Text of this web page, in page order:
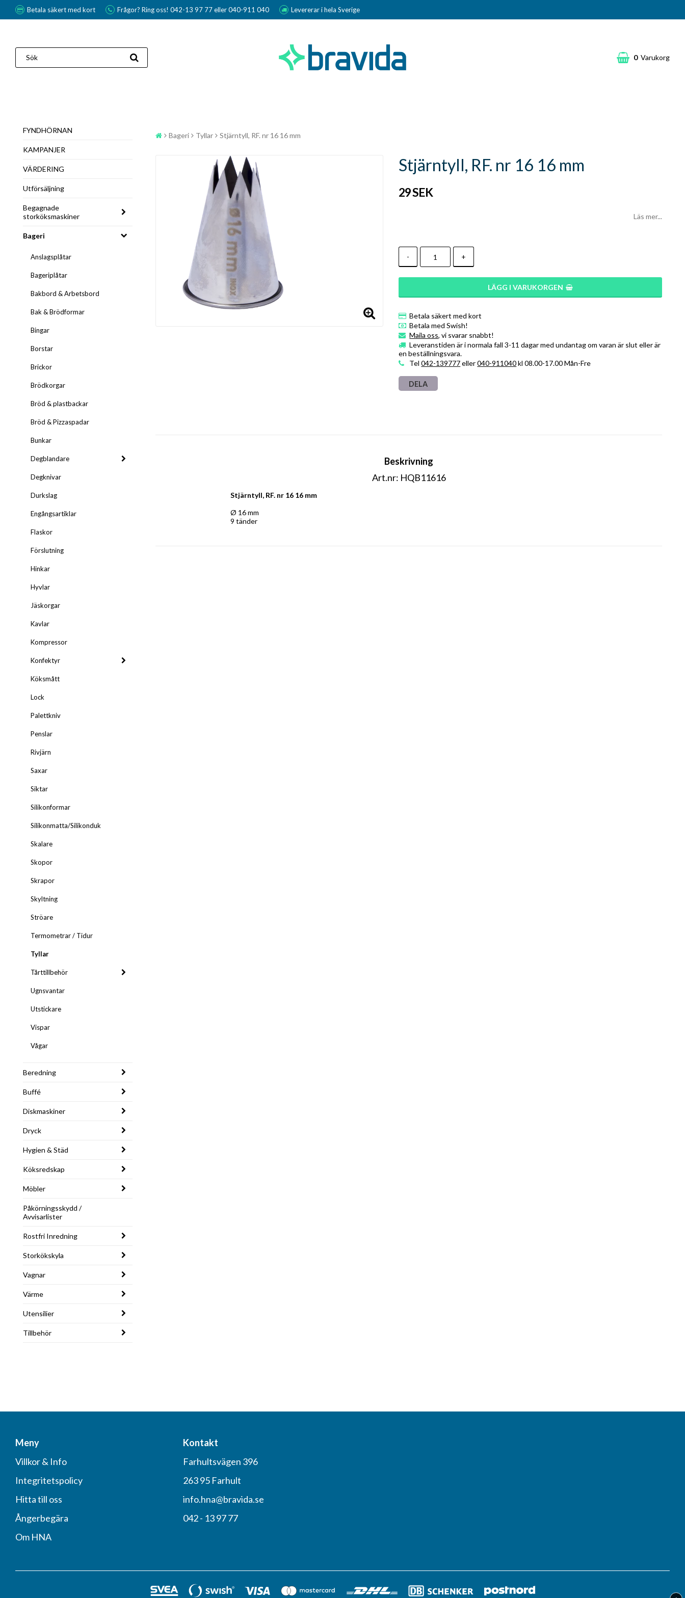
Betala säkert med kort Frågor? Ring oss! 042-13 97 77 eller 040-911 040 Levererar i hela Sverige
0 Varukorg
FYNDHÖRNAN
KAMPANJER
VÄRDERING
Utförsäljning
Begagnade
storköksmaskiner
Bageri
Anslagsplåtar
Bageriplåtar
Bakbord & Arbetsbord
Bak & Brödformar
Bingar
Borstar
Brickor
Brödkorgar
Bröd & plastbackar
Bröd & Pizzaspadar
Bunkar
Degblandare
Degknivar
Durkslag
Engångsartiklar
Flaskor
Förslutning
Hinkar
Hyvlar
Jäskorgar
Kavlar
Kompressor
Konfektyr
Köksmått
Lock
Palettkniv
Penslar
Rivjärn
Saxar
Siktar
Silikonformar
Silikonmatta/Silikonduk
Skalare
Skopor
Skrapor
Skyltning
Ströare
Termometrar / Tidur
Tyllar
Tårttillbehör
Ugnsvantar
Utstickare
Vispar
Vågar
Beredning
Buffé
Diskmaskiner
Dryck
Hygien & Städ
Köksredskap
Möbler
Påkörningsskydd /
Avvisarlister
Rostfri Inredning
Storkökskyla
Vagnar
Värme
Utensilier
Tillbehör
Bageri Tyllar Stjärntyll, RF. nr 16 16 mm
Stjärntyll, RF. nr 16 16 mm
29 SEK
Läs mer...
- +
LÄGG I VARUKORGEN
Betala säkert med kort
Betala med Swish!
Maila oss, vi svarar snabbt!
Leveranstiden är i normala fall 3-11 dagar med undantag om varan är slut eller är
en beställningsvara.
Tel042-139777eller040-911040kl 08.00-17.00 Mån-Fre
DELA
Beskrivning
Art.nr: HQB11616
Stjärntyll, RF. nr 16 16 mm
Ø 16 mm
9 tänder
Meny
Villkor & Info
Integritetspolicy
Hitta till oss
Ångerbegära
Om HNA
Kontakt
Farhultsvägen 396
263 95 Farhult
info.hna@bravida.se
042 - 13 97 77